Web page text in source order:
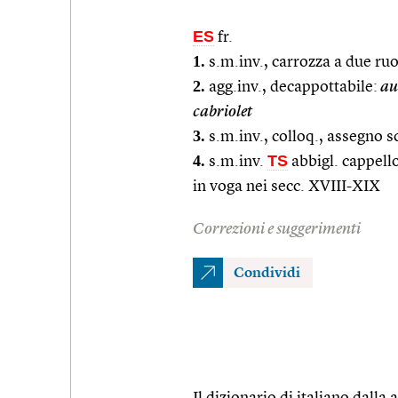
ES fr.
1. s.m.inv., carrozza a due
2. agg.inv., decappottabile:
cabriolet
3. s.m.inv., colloq., assegno
4. s.m.inv. TS abbigl.
in voga nei secc. XVIII-XIX
Correzioni e suggerimenti
Condividi